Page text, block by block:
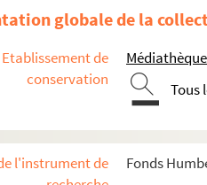
globale de la
Etablissement de
conservation
Tous
l'instrument de
Fonds
H-BIOP-11-2-22. Thomas Cole et
H-BIOP-11-2-24. Domenico Conti
H-BIOP-11-2-25. Coquelin cadet
H-BIOP-11-2-27. Coquelin cadet
H-BIOP-11-2-28. Coquelin ainé